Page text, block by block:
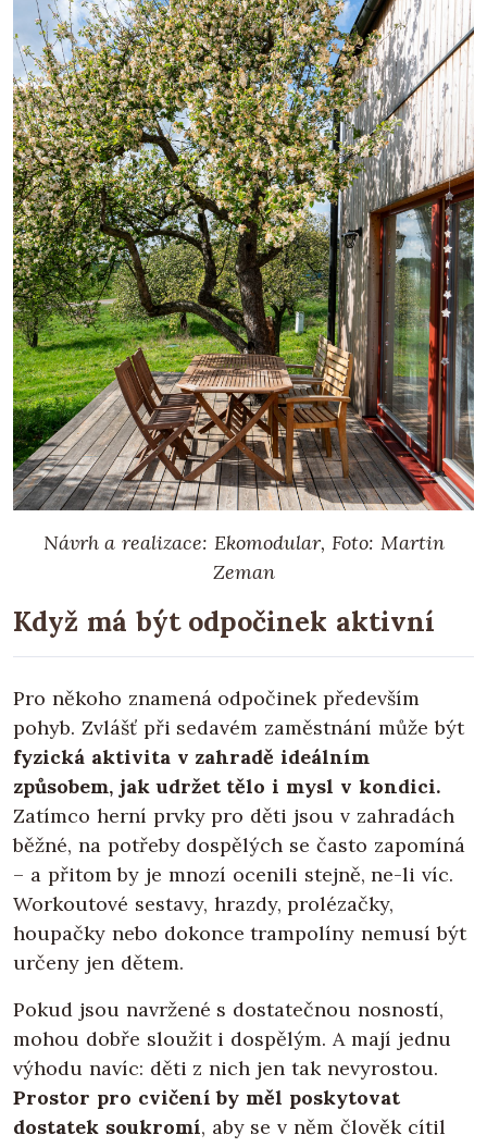
Návrh a realizace: Ekomodular, Foto: Martin
Zeman
Když má být odpočinek aktivní
Pro někoho znamená odpočinek především
pohyb. Zvlášť při sedavém zaměstnání může být
fyzická aktivita v zahradě ideálním
způsobem, jak udržet tělo i mysl v kondici.
Zatímco herní prvky pro děti jsou v zahradách
běžné, na potřeby dospělých se často zapomíná
– a přitom by je mnozí ocenili stejně, ne-li víc.
Workoutové sestavy, hrazdy, prolézačky,
houpačky nebo dokonce trampolíny nemusí být
určeny jen dětem.
Pokud jsou navržené s dostatečnou nosností,
mohou dobře sloužit i dospělým. A mají jednu
výhodu navíc: děti z nich jen tak nevyrostou.
Prostor pro cvičení by měl poskytovat
dostatek soukromí, aby se v něm člověk cítil